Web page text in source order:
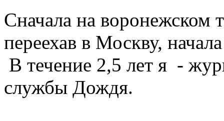
Сначала на воронежском
переехав в Москву,
В течение 2,5 лет я -
службы Дождя.